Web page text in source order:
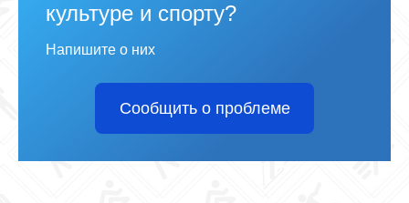
культуре и спорту?
Напишите о них
Сообщить о проблеме